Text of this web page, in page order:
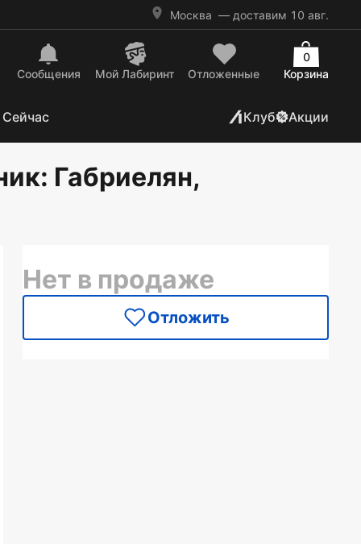
Москва — доставим 10 авг.
Сообщения Mой Лабиринт Отложенные Корзина
0
Клуб Акции
: Габриелян,
Нет в продаже
Отложить